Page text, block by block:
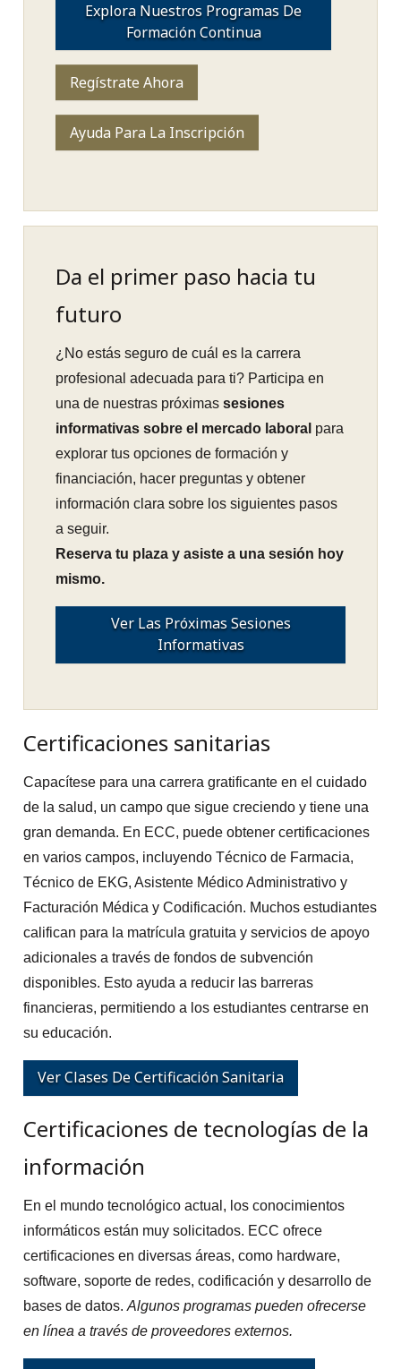
Explora Nuestros Programas De
Formación Continua
Regístrate Ahora
Ayuda Para La Inscripción
Da el primer paso hacia tu
futuro
¿No estás seguro de cuál es la carrera
profesional adecuada para ti? Participa en
una de nuestras próximassesiones
informativas sobre el mercado laboral para
explorar tus opciones de formación y
financiación, hacer preguntas y obtener
información clara sobre los siguientes pasos
a seguir.
Reserva tu plaza y asiste a una sesión hoy
mismo.
Ver Las Próximas Sesiones
Informativas
Certificaciones sanitarias
Capacítese para una carrera gratificante en el cuidado
de la salud, un campo que sigue creciendo y tiene una
gran demanda. En ECC, puede obtener certificaciones
en varios campos, incluyendo Técnico de Farmacia,
Técnico de EKG, Asistente Médico Administrativo y
Facturación Médica y Codificación. Muchos estudiantes
califican para la matrícula gratuita y servicios de apoyo
adicionales a través de fondos de subvención
disponibles. Esto ayuda a reducir las barreras
financieras, permitiendo a los estudiantes centrarse en
su educación.
Ver Clases De Certificación Sanitaria
Certificaciones de tecnologías de la
información
En el mundo tecnológico actual, los conocimientos
informáticos están muy solicitados. ECC ofrece
certificaciones en diversas áreas, como hardware,
software, soporte de redes, codificación y desarrollo de
bases de datos.Algunos programas pueden ofrecerse
en línea a través de proveedores externos.